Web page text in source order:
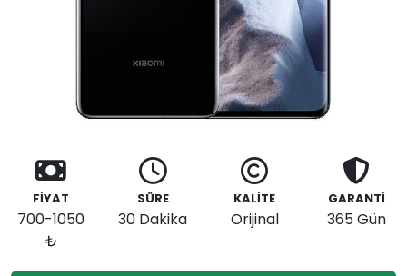
FİYAT
700-1050
₺
SÜRE
30 Dakika
KALİTE
Orijinal
GARANTİ
365 Gün